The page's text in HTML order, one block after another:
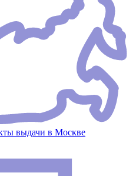
выдачи в Москве